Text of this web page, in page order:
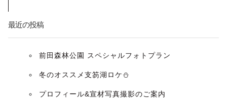
稿
ナ
最近の投稿
前田森林公園 スペシャルフォトプラン
冬のオススメ支笏湖ロケ⛄️
プロフィール&宣材写真撮影のご案内